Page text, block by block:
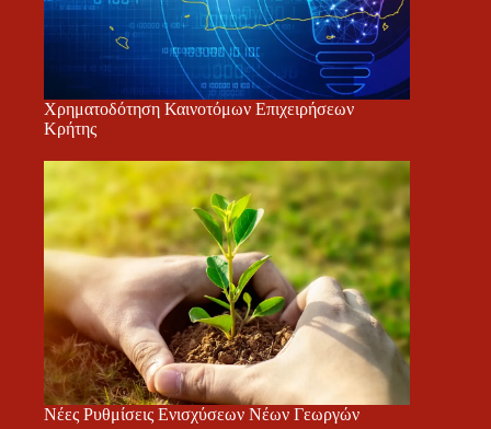
Χρηματοδότηση Καινοτόμων Επιχειρήσεων
Κρήτης
Νέες Ρυθμίσεις Ενισχύσεων Νέων Γεωργών